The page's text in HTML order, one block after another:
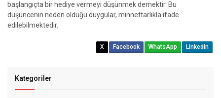
Kategoriler
başlangıçta bir hediye vermeyi düşünmek demektir. Bu
düşüncenin neden olduğu duygular, minnettarlıkla ifade
edilebilmektedir.
X Facebook WhatsApp LinkedIn